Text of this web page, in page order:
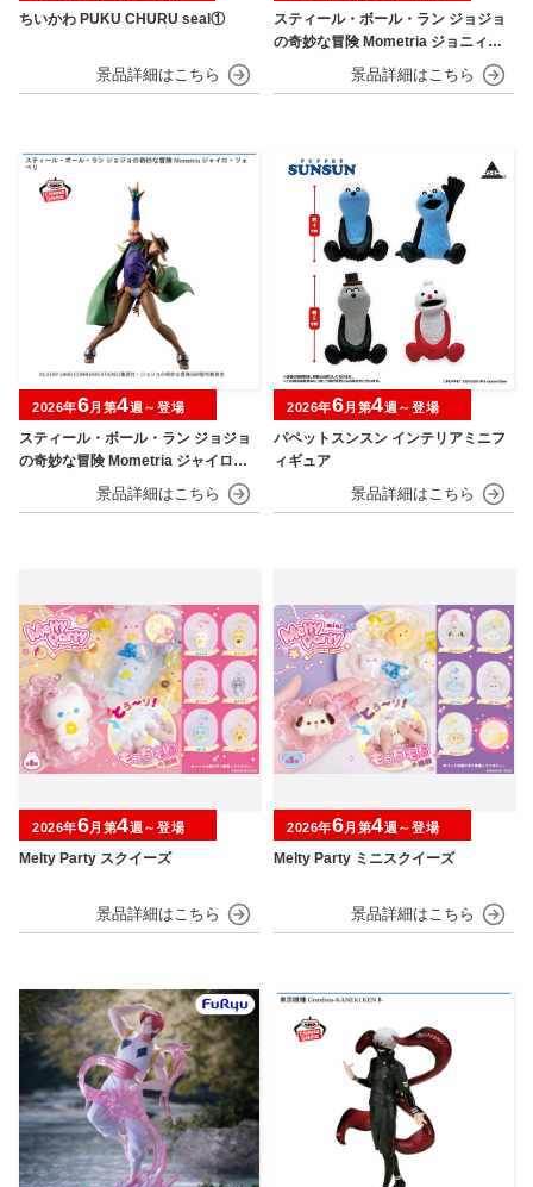
ちいかわ PUKU CHURU seal①
スティール・ボール・ラン ジョジョ
の奇妙な冒険 Mometria ジョニィ・
ジョースター
スティール・ボール・ラン ジョジョ
の奇妙な冒険 Mometria ジャイロ・
2026年6月第4週～登場
パペットスンスン インテリアミニフ
ィギュア
2026年6月第4週～登場
Melty Party スクイーズ
2026年6月第4週～登場
Melty Party ミニスクイーズ
2026年6月第4週～登場